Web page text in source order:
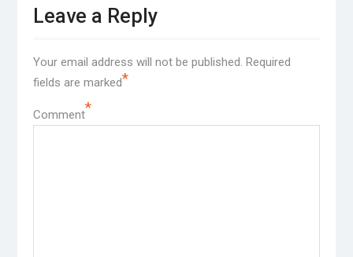
Leave a Reply
Your email address will not be published. Required
fields are marked*
Comment*